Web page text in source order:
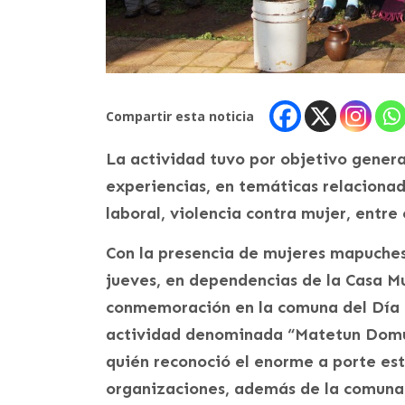
Compartir esta noticia
La actividad tuvo por objetivo
experiencias, en temáticas
laboral, violencia contra mujer, entre
Con la presencia de mujeres
jueves, en dependencias de la Casa
conmemoración en la comuna del
actividad denominada “Matetun
quién reconoció el enorme a porte
organizaciones, además de la